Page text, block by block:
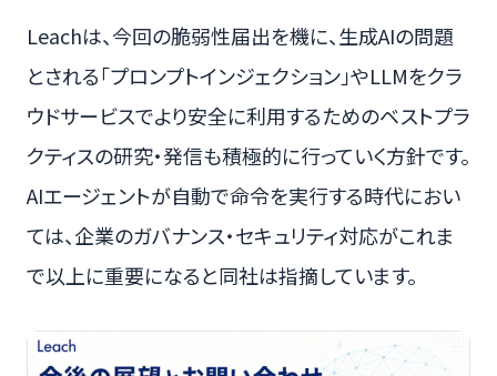
Leachは、今回の脆弱性届出を機に、生成AIの問題
とされる「プロンプトインジェクション」やLLMをクラ
ウドサービスでより安全に利用するためのベストプラ
クティスの研究・発信も積極的に行っていく方針です。
AIエージェントが自動で命令を実行する時代におい
ては、企業のガバナンス・セキュリティ対応がこれま
で以上に重要になると同社は指摘しています。